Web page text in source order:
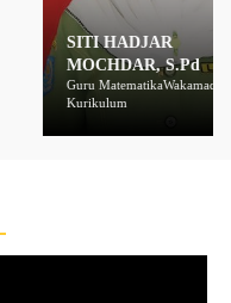
SITI HADJAR
MOCHDAR, S.Pd
Guru MatematikaWakamad